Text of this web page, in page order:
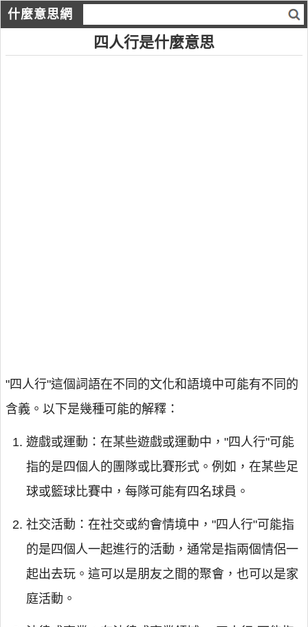
什麼意思網
四人行是什麼意思
"四人行"這個詞語在不同的文化和語境中可能有不同的
含義。以下是幾種可能的解釋：
遊戲或運動：在某些遊戲或運動中，"四人行"可能
指的是四個人的團隊或比賽形式。例如，在某些足
球或籃球比賽中，每隊可能有四名球員。
社交活動：在社交或約會情境中，"四人行"可能指
的是四個人一起進行的活動，通常是指兩個情侶一
起出去玩。這可以是朋友之間的聚會，也可以是家
庭活動。